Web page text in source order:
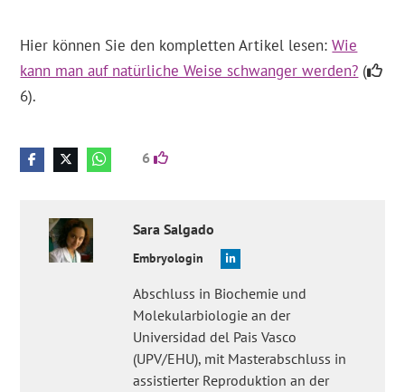
Hier können Sie den kompletten Artikel lesen:Wie
kann man auf natürliche Weise schwanger werden? (
6).
6
Sara Salgado
Embryologin
Abschluss in Biochemie und
Molekularbiologie an der
Universidad del Pais Vasco
(UPV/EHU), mit Masterabschluss in
assistierter Reproduktion an der